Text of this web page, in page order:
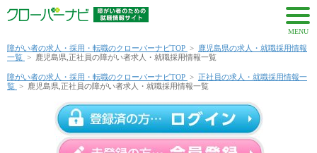
MENU
障がい者の求人・採用・転職のクローバーナビTOP > 鹿児島県の求人・就職採用情報
一覧 > 鹿児島県,正社員の障がい者求人・就職採用情報一覧
障がい者の求人・採用・転職のクローバーナビTOP > 正社員の求人・就職採用情報一
覧 > 鹿児島県,正社員の障がい者求人・就職採用情報一覧